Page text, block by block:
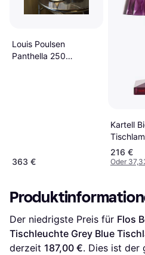
Louis Poulsen
Panthella 250
363 €
Kartell
216 €
Oder
Der niedrigste Preis für Flos
Tischleuchte Grey Blue
derzeit 187,00 €. Dies ist der